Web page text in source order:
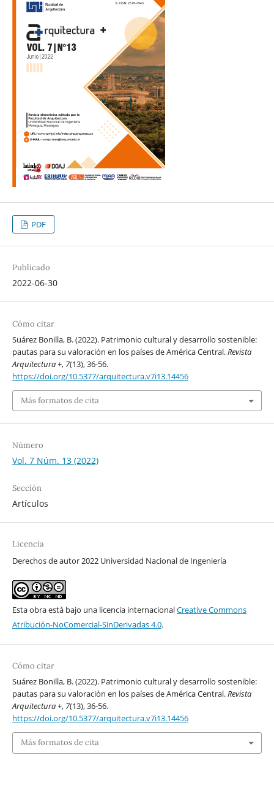
PDF
Publicado
2022-06-30
Cómo citar
Suárez Bonilla, B. (2022). Patrimonio cultural y desarrollo sostenible:
pautas para su valoración en los países de América Central.Revista
Arquitectura +, 7(13), 36-56.
https://doi.org/10.5377/arquitectura.v7i13.14456
Más formatos de cita
Número
Vol. 7 Núm. 13 (2022)
Sección
Artículos
Licencia
Derechos de autor 2022 Universidad Nacional de Ingeniería
Esta obra está bajo una licencia internacionalCreative Commons
Atribución-NoComercial-SinDerivadas 4.0.
Cómo citar
Suárez Bonilla, B. (2022). Patrimonio cultural y desarrollo sostenible:
pautas para su valoración en los países de América Central.Revista
Arquitectura +, 7(13), 36-56.
https://doi.org/10.5377/arquitectura.v7i13.14456
Más formatos de cita